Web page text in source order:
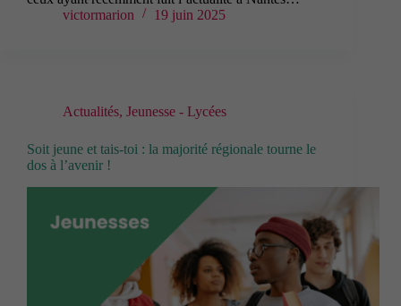
victormarion
19 juin 2025
Actualités, Jeunesse - Lycées
Soit jeune et tais-toi : la majorité régionale tourne le
dos à l’avenir !